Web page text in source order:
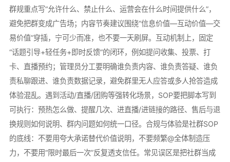
群规重点写“允许什么、禁止什么、运营会在什么时间提供什么”，
避免把群变成广告场；内容节奏建议围绕“信息价值—互动价值—交
易价值”穿插，宁可少而准，也不要一天刷屏。互动机制上，固定
“话题引导+轻任务+即时反馈”的闭环，例如提问收集、投票、打
卡、直播预约；管理员分工要明确谁负责内容、谁负责答疑、谁负
责私聊跟进、谁负责数据记录，避免群里无人应答或多人抢答造成
体验混乱。遇到活动/直播/团购等强转化场景，SOP要把脚本写到
可执行：预热怎么做、提醒几次、进直播/进链接的路径、售后与退
换规则如何说明、群内问题如何统一口径。合规与体验是社群SOP
的底线：不要用夸大承诺替代价值说明，不要频繁@全体制造压
力，不要用“限时最后一次”反复透支信任。常见误区是把社群当成